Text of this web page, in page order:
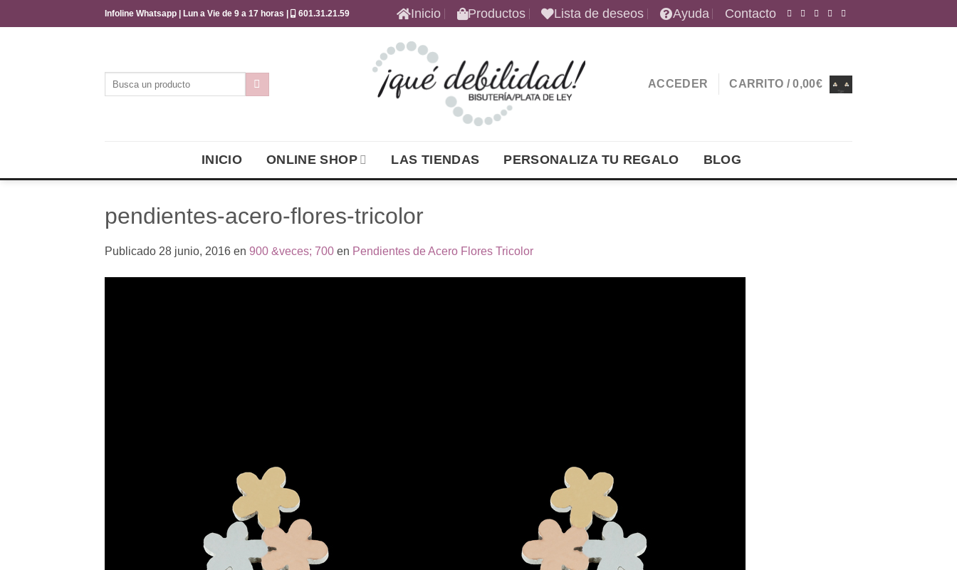
al
Infoline Whatsapp | Lun a Vie de 9 a 17 horas | 601.31.21.59 Inicio Productos Lista de deseos Ayuda Contacto
ACCEDER CARRITO /0,00€
INICIO ONLINE SHOP LAS TIENDAS PERSONALIZA TU REGALO BLOG
pendientes-acero-flores-tricolor
Publicado 28 junio, 2016 en 900 &veces; 700 en Pendientes de Acero Flores Tricolor